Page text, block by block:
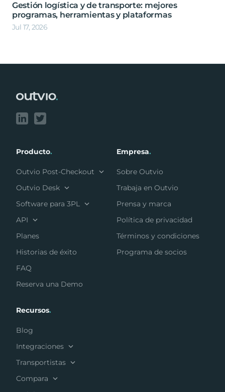
Gestión logística y de transporte: mejores
programas, herramientas y plataformas
Jul 17, 2026
Producto.
Outvio Post-Checkout
Outvio Desk
Software para 3PL
API
Planes
Historias de éxito
FAQ
Reserva una Demo
Empresa.
Sobre Outvio
Trabaja en Outvio
Prensa y marca
Política de privacidad
Términos y condiciones
Programa de socios
Recursos.
Blog
Integraciones
Transportistas
Compara